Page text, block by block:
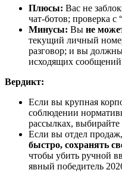
Плюсы: Вас не
чат-ботов; проверка с
Минусы: Вы не
текущий личный
разговор; и вы
исходящих
Вердикт:
Если вы крупная
соблюдении
рассылках, выбирайте
Если вы отдел
быстро, сохранять
чтобы убить ручной
явный победитель